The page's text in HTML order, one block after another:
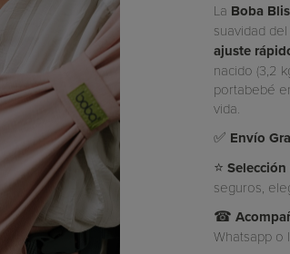
La Boba
suavidad
ajuste
nacido (3,2
portabebé
vida.
✅ Envío
⭐
seguros,
☎
Whatsapp o